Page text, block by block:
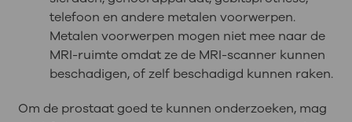
telefoon en andere metalen voorwerpen.
Metalen voorwerpen mogen niet mee naar de
MRI-ruimte omdat ze de MRI-scanner kunnen
beschadigen, of zelf beschadigd kunnen raken.
Om de prostaat goed te kunnen onderzoeken, mag